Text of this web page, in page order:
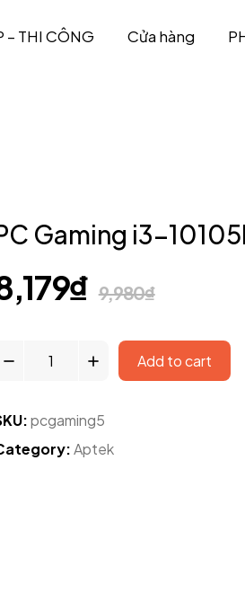
– THI CÔNG Cửa hàng
Gaming i3-
9,980₫
₫
Add to cart
pcgaming5
Aptek